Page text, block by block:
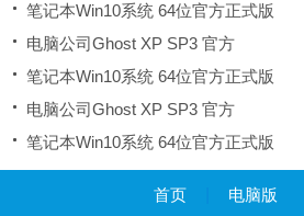
笔记本Win10系统 64位官方正式版
电脑公司Ghost XP SP3 官方
笔记本Win10系统 64位官方正式版
电脑公司Ghost XP SP3 官方
笔记本Win10系统 64位官方正式版
首页 电脑版